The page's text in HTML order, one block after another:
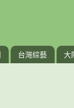
台灣綜藝 大